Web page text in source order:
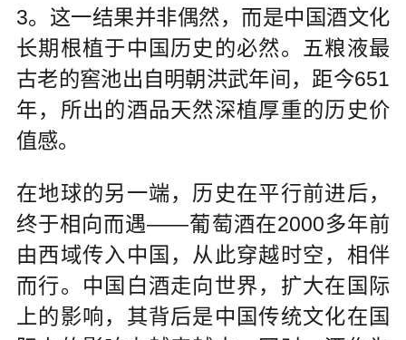
3。这一结果并非偶然，而是中国酒文化
长期根植于中国历史的必然。五粮液最
古老的窖池出自明朝洪武年间，距今651
年，所出的酒品天然深植厚重的历史价
值感。
在地球的另一端，历史在平行前进后，
终于相向而遇——葡萄酒在2000多年前
由西域传入中国，从此穿越时空，相伴
而行。中国白酒走向世界，扩大在国际
上的影响，其背后是中国传统文化在国